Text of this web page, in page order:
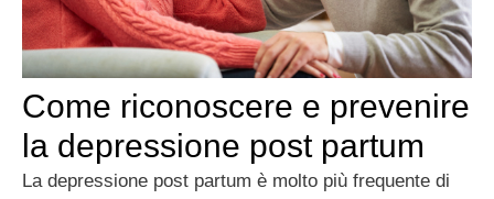
Come riconoscere e prevenire
la depressione post partum
La depressione post partum è molto più frequente di